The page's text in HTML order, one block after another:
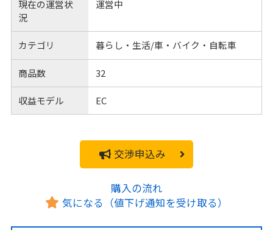
現在の運営状
況
運営中
カテゴリ 暮らし・生活/車・バイク・自転車
商品数 32
収益モデル EC
交渉申込み
購入の流れ
気になる（値下げ通知を受け取る）